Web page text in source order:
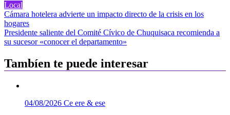
Local
Navegación
de
entradas
Cámara hotelera advierte un impacto directo de la crisis en los
hogares
Presidente saliente del Comité Cívico de Chuquisaca recomienda a
su sucesor «conocer el departamento»
Tambíen te puede interesar
04/08/2026 Ce ere & ese